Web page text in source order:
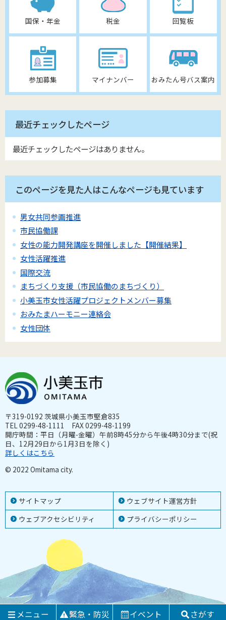
国保・年金 税金 回覧板
参加募集 マイナンバー おみたん号バス案内
最近チェックしたページ
最近チェックしたページはありません。
このページを見た人はこんなページも見ています
男女共同参画推進
市民協働課
女性の能力開発講座を開催しました【開催結果】
女性活躍推進
国際交流
まちづくり支援（市民協働のまちづくり）
小美玉市女性活躍プロジェクトメンバー募集
おみたまハーモニー連絡会
女性団体
サイトマップ
ウェブサイト運営方針
ウェブアクセシビリティ
プライバシーポリシー
〒319-0192 茨城県小美玉市堅倉835
TEL 0299-48-1111 FAX 0299-48-1199
開庁時間：平日（月曜-金曜）午前8時45分から午後4時30分まで(祝
日、12月29日から1月3日を除く)
詳しくはこちら
© 2022 Omitama city.
メニュー 緊急・防災 イベント さがす